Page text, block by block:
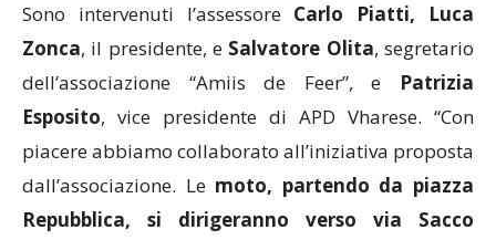
Sono intervenuti l’assessore Carlo Piatti, Luca
Zonca, il presidente, e Salvatore Olita, segretario
dell’associazione “Amiis de Feer”, e Patrizia
Esposito, vice presidente di APD Vharese. “Con
piacere abbiamo collaborato all’iniziativa proposta
dall’associazione. Le moto, partendo da piazza
Repubblica, si dirigeranno verso via Sacco